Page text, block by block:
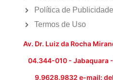
Política de Publicidade
Termos de Uso
Av. Dr. Luiz da Rocha
04.344-010 - Jabaquara
9.9628.9832 e-mail: